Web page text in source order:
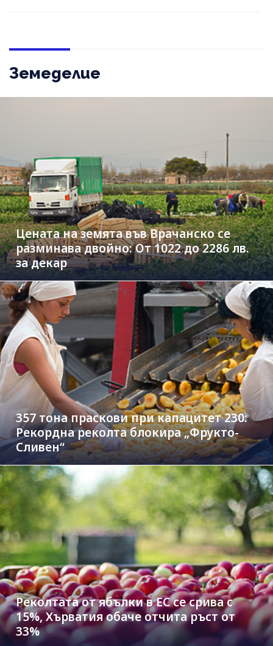
Земеделие
Цената на земята във Врачанско се
разминава двойно: От 1022 до 2286 лв.
за декар
357 тона праскови при капацитет 230:
Рекордна реколта блокира „Фрукто-
Сливен“
Реколтата от ябълки в ЕС се срива с
15%, Хърватия обаче отчита ръст от
33%